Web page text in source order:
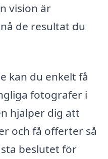
vision är
de resultat du
kan du enkelt få
fotografer i
hjälper dig att
och få offerter så
beslutet för